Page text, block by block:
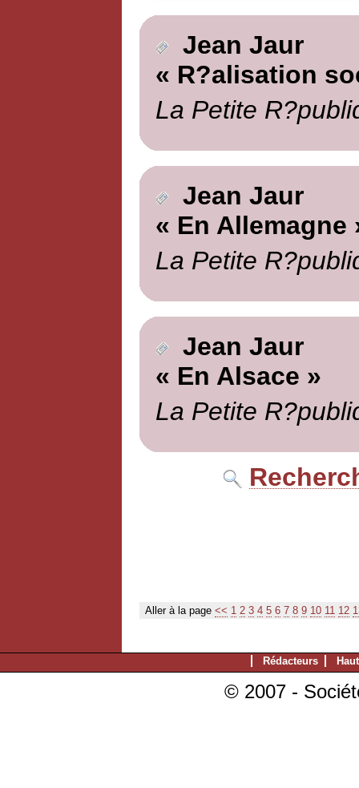
Jean Jaur
« R?alisation
La Petite
Jean Jaur
« En Allemagne
La Petite
Jean Jaur
« En Alsace »
La Petite
Aller à la page << 1 2 3 4 5 6 7 8 9 10 11 12
Rédacteurs
© 2007 -